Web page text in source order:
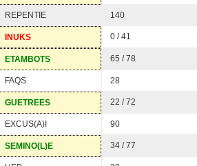
REPENTIE 140
INUKS 0 / 41
ETAMBOTS 65 / 78
FAQS 28
GUETREES 22 / 72
EXCUS(A)I 90
SEMINO(L)E 34 / 77